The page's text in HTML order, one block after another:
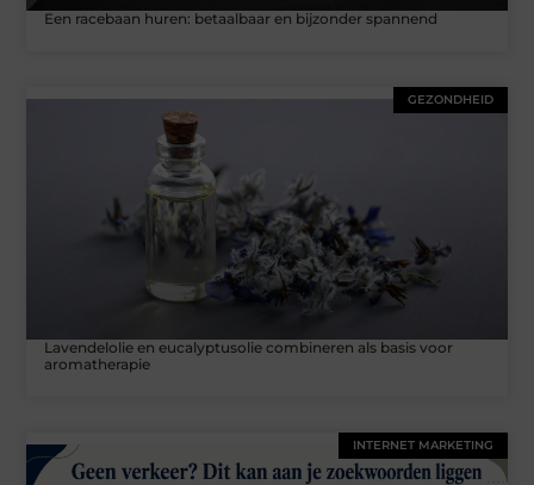
Een racebaan huren: betaalbaar en bijzonder spannend
GEZONDHEID
Lavendelolie en eucalyptusolie combineren als basis voor
aromatherapie
INTERNET MARKETING